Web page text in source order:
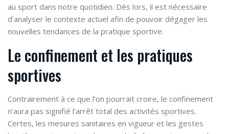
au sport dans notre quotidien. Dès lors, il est nécessaire
d’analyser le contexte actuel afin de pouvoir dégager les
nouvelles tendances de la pratique sportive.
Le confinement et les pratiques
sportives
Contrairement à ce que l’on pourrait croire, le confinement
n’aura pas signifié l’arrêt total des activités sportives.
Certes, les mesures sanitaires en vigueur et les gestes